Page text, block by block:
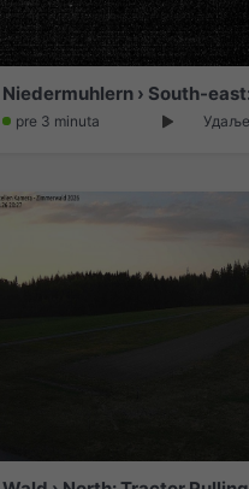
pre 3 minuta